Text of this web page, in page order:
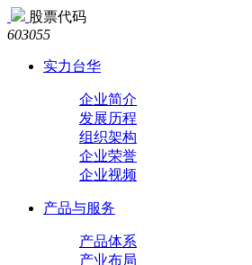
股票代码
603055
实力台华
企业简介
发展历程
组织架构
企业荣誉
企业视频
产品与服务
产品体系
产业布局